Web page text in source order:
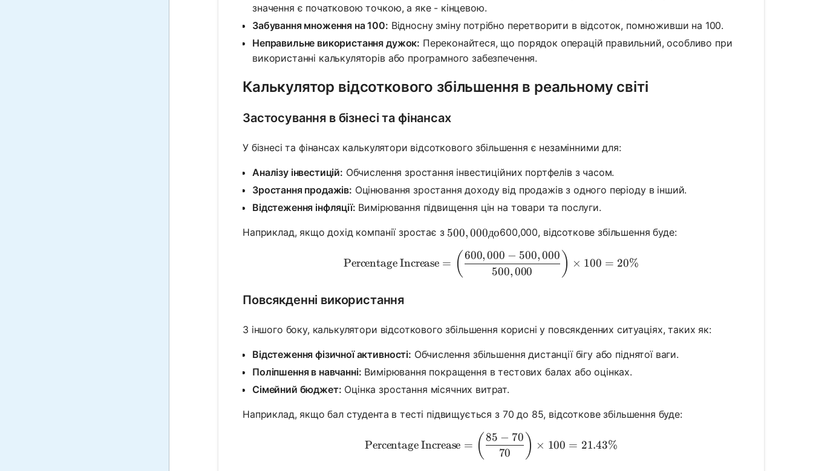
значення є початковою точкою, а яке - кінцевою.
Забування множення на 100: Відносну зміну потрібно перетворити в відсоток, помноживши на 100.
Неправильне використання дужок: Переконайтеся, що порядок операцій правильний, особливо при
використанні калькуляторів або програмного забезпечення.
Калькулятор відсоткового збільшення в реальному світі
Застосування в бізнесі та фінансах
У бізнесі та фінансах калькулятори відсоткового збільшення є незамінними для:
Аналізу інвестицій: Обчислення зростання інвестиційних портфелів з часом.
Зростання продажів: Оцінювання зростання доходу від продажів з одного періоду в інший.
Відстеження інфляції: Вимірювання підвищення цін на товари та послуги.
Наприклад, якщо дохід компанії зростає з 500,000 до
500,000до600,000, відсоткове збільшення буде:
\text{Percentage Increase} = \left(\frac{600,000 -
Percentage Increase = ( 500,000
600, 000 − 500,000 ) × 100 = 20%
Повсякденні використання
З іншого боку, калькулятори відсоткового збільшення корисні у повсякденних ситуаціях, таких як:
Відстеження фізичної активності: Обчислення збільшення дистанції бігу або піднятої ваги.
Поліпшення в навчанні: Вимірювання покращення в тестових балах або оцінках.
Сімейний бюджет: Оцінка зростання місячних витрат.
Наприклад, якщо бал студента в тесті підвищується з 70 до 85, відсоткове збільшення буде:
\text{Percentage Increase} = \left(\frac{85 - 70}{70}\right)
Percentage Increase = ( 70
85 − 70 ) × 100 = 21.43%